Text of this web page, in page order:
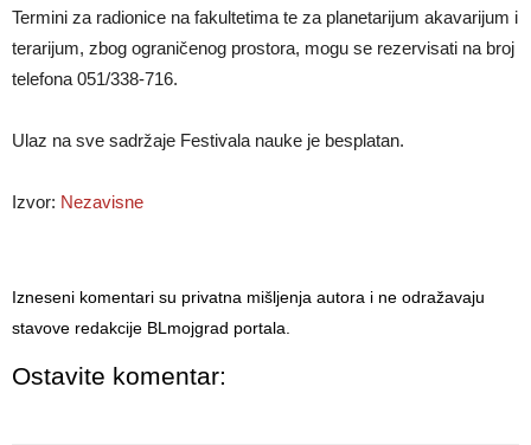
Termini za radionice na fakultetima te za planetarijum akavarijum i
terarijum, zbog ograničenog prostora, mogu se rezervisati na broj
telefona 051/338-716.
Ulaz na sve sadržaje Festivala nauke je besplatan.
Izvor: Nezavisne
Izneseni komentari su privatna mišljenja autora i ne odražavaju
stavove redakcije BLmojgrad portala.
Ostavite komentar: